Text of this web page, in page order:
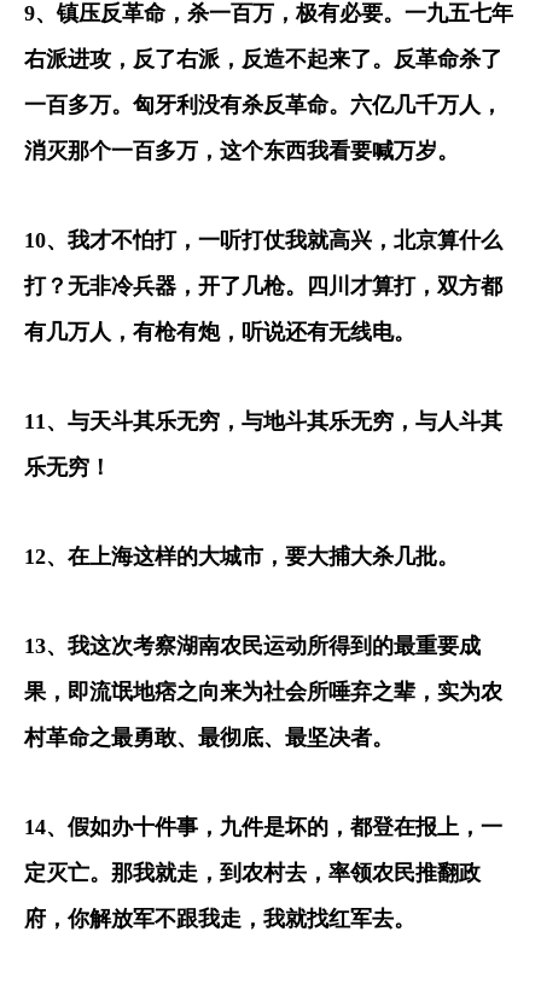
9、镇压反革命，杀一百万，极有必要。一九五七年
右派进攻，反了右派，反造不起来了。反革命杀了
一百多万。匈牙利没有杀反革命。六亿几千万人，
消灭那个一百多万，这个东西我看要喊万岁。
10、我才不怕打，一听打仗我就高兴，北京算什么
打？无非冷兵器，开了几枪。四川才算打，双方都
有几万人，有枪有炮，听说还有无线电。
11、与天斗其乐无穷，与地斗其乐无穷，与人斗其
乐无穷！
12、在上海这样的大城市，要大捕大杀几批。
13、我这次考察湖南农民运动所得到的最重要成
果，即流氓地痞之向来为社会所唾弃之辈，实为农
村革命之最勇敢、最彻底、最坚决者。
14、假如办十件事，九件是坏的，都登在报上，一
定灭亡。那我就走，到农村去，率领农民推翻政
府，你解放军不跟我走，我就找红军去。